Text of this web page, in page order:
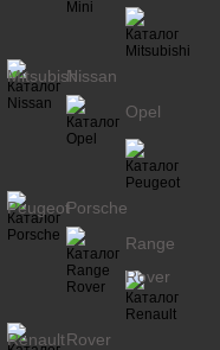
MitsubishiNissan
Opel
PeugeotPorsche
Range
Rover
RenaultRover